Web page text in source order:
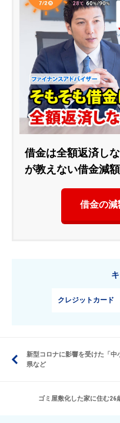
借金は全額返済し
が教えない借金減
借金の減
クレジットカード
新型コロナに影響を受けた「
県など
ゴミ屋敷化した家に住む26